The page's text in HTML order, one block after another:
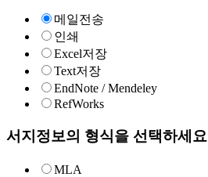
메일전송
인쇄
Excel저장
Text저장
EndNote / Mendeley
RefWorks
서지정보의 형식을 선택하세요
MLA